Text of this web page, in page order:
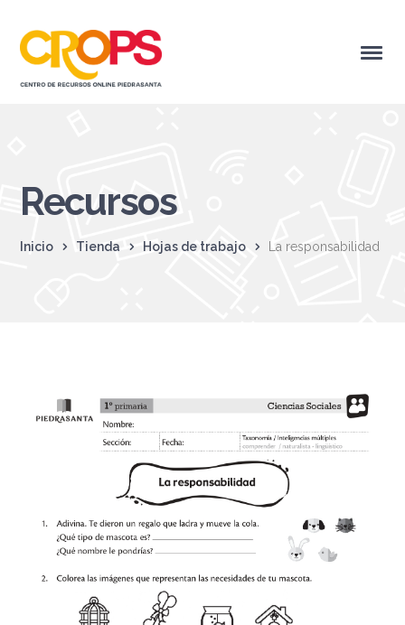
Recursos
Inicio Tienda Hojas de trabajo La responsabilidad